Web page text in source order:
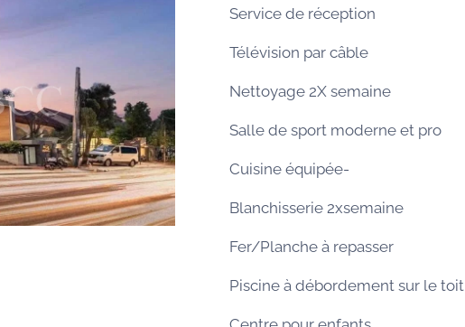
Service de réception
Télévision par câble
Nettoyage 2X semaine
Salle de sport moderne et pro
Cuisine équipée-
Blanchisserie 2xsemaine
Fer/Planche à repasser
Piscine à débordement sur le toit